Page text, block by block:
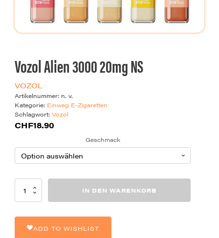
Vozol Alien 3000 20mg NS
VOZOL
Artikelnummer: n. v.
Kategorie: Einweg E-Zigaretten
Schlagwort: Vozol
CHF18.90
Geschmack
Vozol
Alien
20mg
Menge
IN DEN WARENKORB
ADD TO WISHLIST